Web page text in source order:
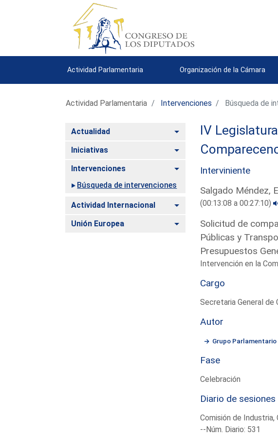
Actividad Parlamentaria Organización de la Cámara
Actividad Parlamentaria Intervenciones Búsqueda de
Actualidad Alternar
Iniciativas Alternar
Intervenciones
Alternar
Búsqueda de intervenciones
Actividad Internacional Alternar
Unión Europea Alternar
IV Legislatura
Interviniente
Salgado Méndez,
(00:13:08 a 00:27:10)
Solicitud de
Públicas y
Presupuestos
Intervención en la
Cargo
Secretaria General de
Autor
Grupo Parlamentario
Fase
Celebración
Diario de sesiones
Comisión de
--Núm. Diario: 531